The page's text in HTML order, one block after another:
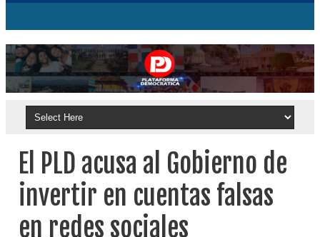
El PLD acusa al Gobierno de
invertir en cuentas falsas
en redes sociales